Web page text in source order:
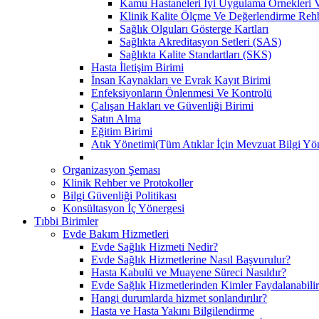
Kamu Hastaneleri İyi Uygulama Örnekleri
Klinik Kalite Ölçme Ve Değerlendirme
Sağlık Olguları Gösterge Kartları
Sağlıkta Akreditasyon Setleri (SAS)
Sağlıkta Kalite Standartları (SKS)
Hasta İletişim Birimi
İnsan Kaynakları ve Evrak Kayıt Birimi
Enfeksiyonların Önlenmesi Ve Kontrolü
Çalışan Hakları ve Güvenliği Birimi
Satın Alma
Eğitim Birimi
Atık Yönetimi(Tüm Atıklar İçin Mevzuat Bilgi
Organizasyon Şeması
Klinik Rehber ve Protokoller
Bilgi Güvenliği Politikası
Konsültasyon İç Yönergesi
Tıbbi Birimler
Evde Bakım Hizmetleri
Evde Sağlık Hizmeti Nedir?
Evde Sağlık Hizmetlerine Nasıl Başvurulur?
Hasta Kabulü ve Muayene Süreci Nasıldır?
Evde Sağlık Hizmetlerinden Kimler
Hangi durumlarda hizmet sonlandırılır?
Hasta ve Hasta Yakını Bilgilendirme